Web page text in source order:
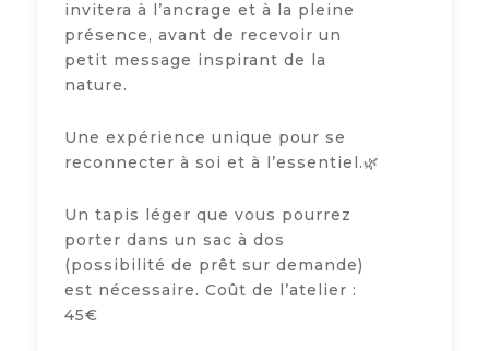
invitera à l’ancrage et à la pleine
présence, avant de recevoir un
petit message inspirant de la
nature.
Une expérience unique pour se
reconnecter à soi et à l’essentiel.🌿
Un tapis léger que vous pourrez
porter dans un sac à dos
(possibilité de prêt sur demande)
est nécessaire. Coût de l’atelier :
45€